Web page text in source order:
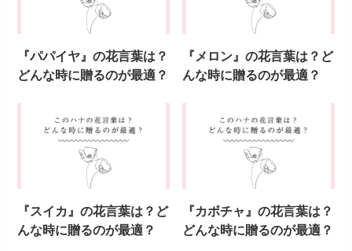
『パパイヤ』の花言葉は？
どんな時に贈るのが最適？
『メロン』の花言葉は？ど
んな時に贈るのが最適？
『スイカ』の花言葉は？ど
んな時に贈るのが最適？
『カボチャ』の花言葉は？
どんな時に贈るのが最適？